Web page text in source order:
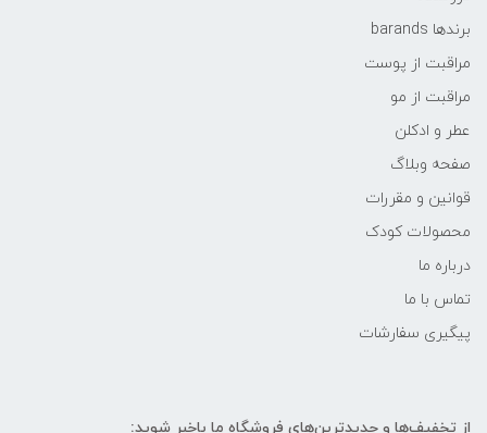
برندها barands
مراقبت از پوست
مراقبت از مو
عطر و ادکلن
صفحه وبلاگ
قوانین و مقررات
محصولات کودک
درباره ما
تماس با ما
پیگیری سفارشات
از تخفیف‌ها و جدیدترین‌های فروشگاه ما باخبر شوید: